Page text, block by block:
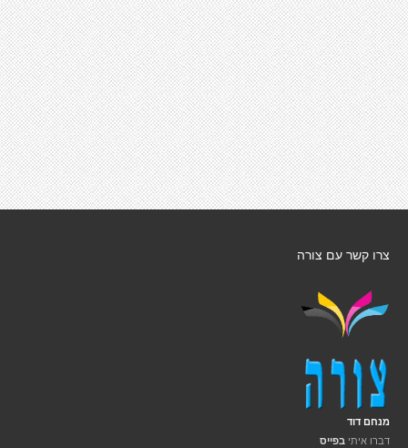
צרו קשר עם צורה
מנחם דוד
דברו איתי בפייס